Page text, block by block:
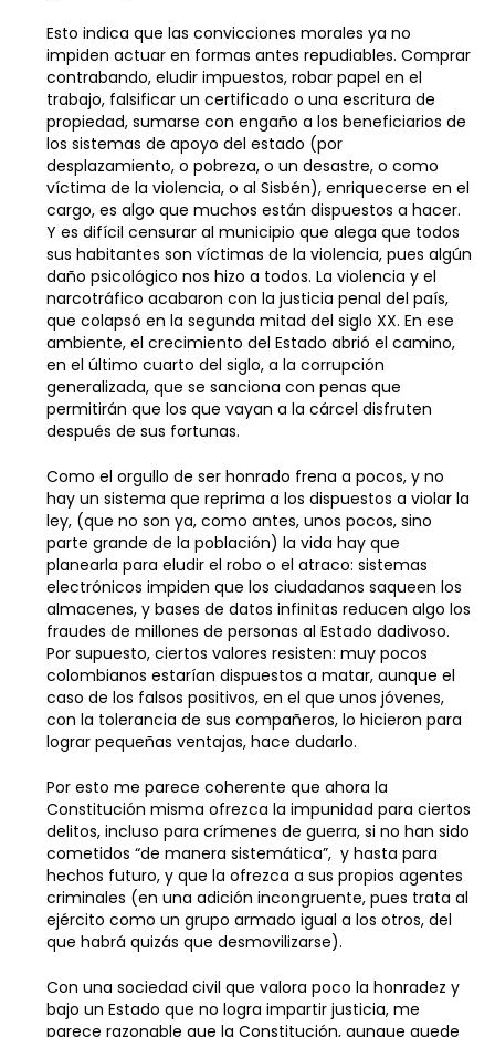
Esto indica que las convicciones morales ya no
impiden actuar en formas antes repudiables. Comprar
contrabando, eludir impuestos, robar papel en el
trabajo, falsificar un certificado o una escritura de
propiedad, sumarse con engaño a los beneficiarios de
los sistemas de apoyo del estado (por
desplazamiento, o pobreza, o un desastre, o como
víctima de la violencia, o al Sisbén), enriquecerse en el
cargo, es algo que muchos están dispuestos a hacer.
Y es difícil censurar al municipio que alega que todos
sus habitantes son víctimas de la violencia, pues algún
daño psicológico nos hizo a todos. La violencia y el
narcotráfico acabaron con la justicia penal del país,
que colapsó en la segunda mitad del siglo XX. En ese
ambiente, el crecimiento del Estado abrió el camino,
en el último cuarto del siglo, a la corrupción
generalizada, que se sanciona con penas que
permitirán que los que vayan a la cárcel disfruten
después de sus fortunas.
Como el orgullo de ser honrado frena a pocos, y no
hay un sistema que reprima a los dispuestos a violar la
ley, (que no son ya, como antes, unos pocos, sino
parte grande de la población) la vida hay que
planearla para eludir el robo o el atraco: sistemas
electrónicos impiden que los ciudadanos saqueen los
almacenes, y bases de datos infinitas reducen algo los
fraudes de millones de personas al Estado dadivoso.
Por supuesto, ciertos valores resisten: muy pocos
colombianos estarían dispuestos a matar, aunque el
caso de los falsos positivos, en el que unos jóvenes,
con la tolerancia de sus compañeros, lo hicieron para
lograr pequeñas ventajas, hace dudarlo.
Por esto me parece coherente que ahora la
Constitución misma ofrezca la impunidad para ciertos
delitos, incluso para crímenes de guerra, si no han sido
cometidos “de manera sistemática”, y hasta para
hechos futuro, y que la ofrezca a sus propios agentes
criminales (en una adición incongruente, pues trata al
ejército como un grupo armado igual a los otros, del
que habrá quizás que desmovilizarse).
Con una sociedad civil que valora poco la honradez y
bajo un Estado que no logra impartir justicia, me
parece razonable que la Constitución, aunque quede